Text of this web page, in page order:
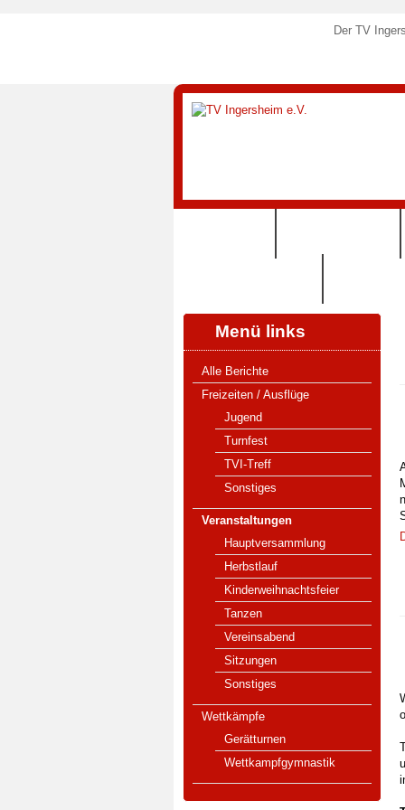
Der TV
Menü links
Alle Berichte
Freizeiten / Ausflüge
Jugend
Turnfest
TVI-Treff
Sonstiges
Veranstaltungen
Hauptversammlung
Herbstlauf
Kinderweihnachtsfeier
Tanzen
Vereinsabend
Sitzungen
Sonstiges
Wettkämpfe
Gerätturnen
Wettkampfgymnastik